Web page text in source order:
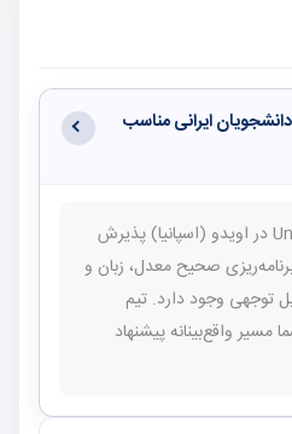
ایرانی مناسب
بله؛ University of Oviedo در اویدو (اسپانیا) پذیرش
صحیح معدل، زبان و
توجهی وجود دارد. تیم
واقع‌بینانه پیشنهاد